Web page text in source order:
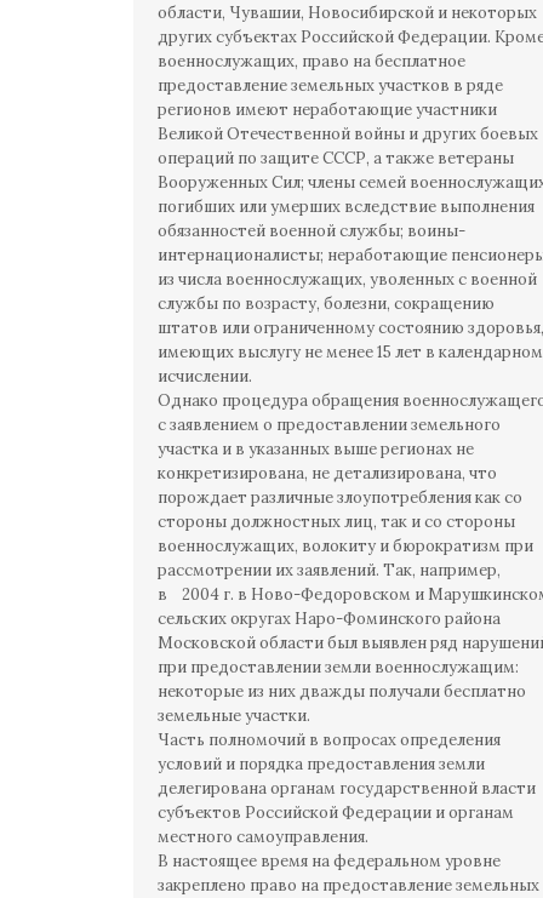
области, Чувашии, Новосибирской и некоторых
других субъектах Российской Федерации.
военнослужащих, право на бесплатное
предоставление земельных участков в ряде
регионов имеют неработающие участники
Великой Отечественной войны и других боевых
операций по защите СССР, а также ветераны
Вооруженных Сил; члены семей
погибших или умерших вследствие выполнения
обязанностей военной службы; воины-
интернационалисты; неработающие
из числа военнослужащих, уволенных с военной
службы по возрасту, болезни, сокращению
штатов или ограниченному состоянию здоровья,
имеющих выслугу не менее 15 лет в календарном
исчислении.
Однако процедура обращения
с заявлением о предоставлении земельного
участка и в указанных выше регионах не
конкретизирована, не детализирована, что
порождает различные злоупотребления как со
стороны должностных лиц, так и со стороны
военнослужащих, волокиту и бюрократизм при
рассмотрении их заявлений. Так, например,
в 2004 г. в Ново-Федоровском и
сельских округах Наро-Фоминского района
Московской области был выявлен ряд
при предоставлении земли военнослужащим:
некоторые из них дважды получали бесплатно
земельные участки.
Часть полномочий в вопросах определения
условий и порядка предоставления земли
делегирована органам государственной власти
субъектов Российской Федерации и органам
местного самоуправления.
В настоящее время на федеральном уровне
закреплено право на предоставление земельных